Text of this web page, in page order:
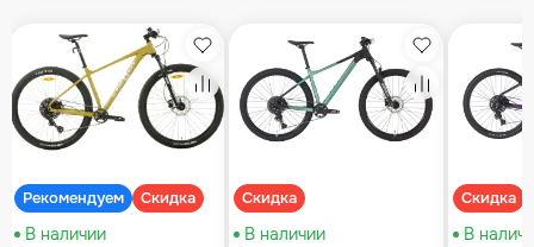
Рекомендуем Скидка
Избранное
Сравнение
В наличии
Скидка
Избранное
Сравнение
В наличии
Скидка
В